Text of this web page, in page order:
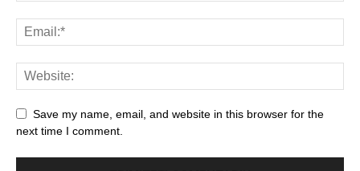
Save my name, email, and website in this browser for the
next time I comment.